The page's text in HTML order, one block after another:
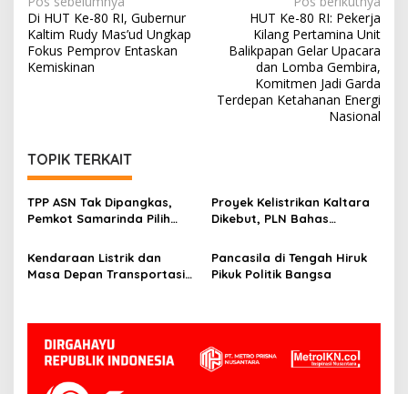
pos
Di HUT Ke-80 RI, Gubernur
Kaltim Rudy Mas’ud Ungkap
Fokus Pemprov Entaskan
Kemiskinan
HUT Ke-80 RI: Pekerja
Kilang Pertamina Unit
Balikpapan Gelar Upacara
dan Lomba Gembira,
Komitmen Jadi Garda
Terdepan Ketahanan Energi
Nasional
TOPIK TERKAIT
TPP ASN Tak Dipangkas,
Pemkot Samarinda Pilih
Nonprioritas
Proyek Kelistrikan Kaltara
Dikebut, PLN Bahas
Bersama Kejati
Kendaraan Listrik dan
Masa Depan Transportasi
Pancasila di Tengah Hiruk
Pikuk Politik Bangsa